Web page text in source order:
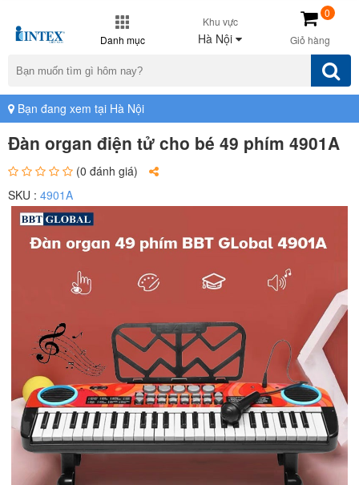
Danh mục
Khu vực
Hà Nội Giỏ hàng
0
Bạn đang xem tại Hà Nội
Đàn organ điện tử cho bé 49 phím 4901A
(0 đánh giá)
SKU : 4901A